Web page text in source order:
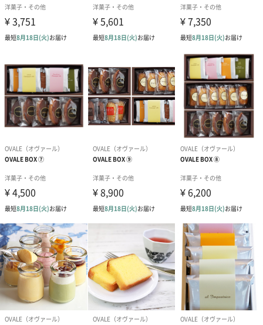
こだわりの詰まった焼き菓子セットです。
ビジネスマンのお手土産や、パーティーなどでの贈り物にも喜ば
商品詳細情報
原材料
<フィナンシェ>
マーガリン（国内製造）、鶏卵、砂糖、小麦粉、アー
モンドパウダー、乳等を主要原料とする食品、澱粉／
膨張剤、乳化剤、香料、ｐｈ調整剤、着色料（カロチ
ン）、（一部に卵・乳成分・小麦・大豆・アーモンド
を含む）
<たまごサブレ>
小麦粉（国内製造）、バター、砂糖、卵黄、アーモン
ドパウダー、食塩／香料、（一部に卵・小麦・乳成
分・アーモンドを含む）
アレルゲン
卵・小麦・乳成分・大豆・アーモンド
原産国
日本
内容量
フィナンシェ×6
たまごサブレ×8
パッケージ同